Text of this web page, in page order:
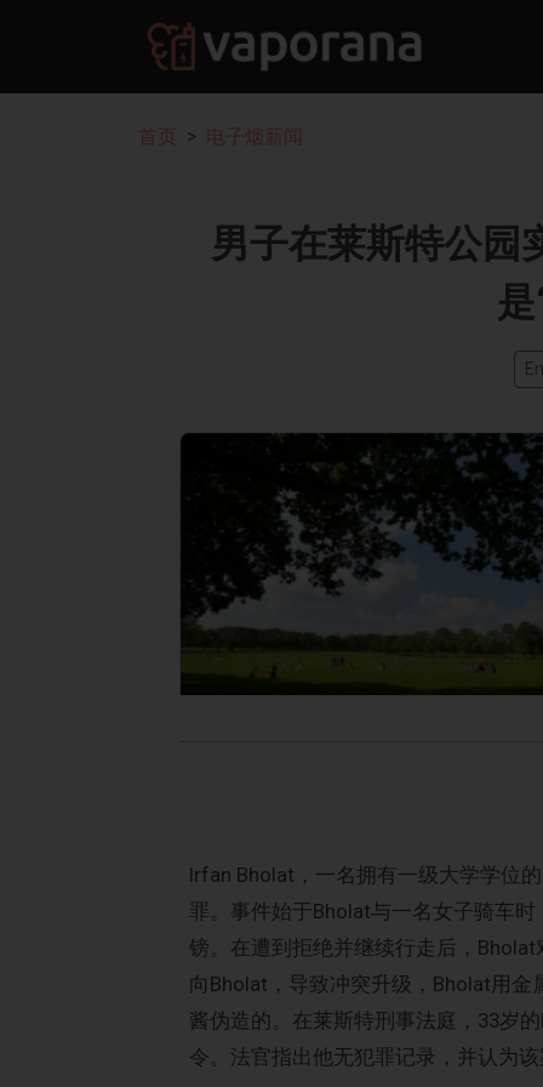
首页 电子烟新闻
男子在莱斯特公园
Irfan Bholat，一名拥有一级大学学位
罪。事件始于Bholat与一名女子骑车
镑。在遭到拒绝并继续行走后，
向Bholat，导致冲突升级，Bholat用
酱伪造的。在莱斯特刑事法庭，33岁
令。法官指出他无犯罪记录，并认为